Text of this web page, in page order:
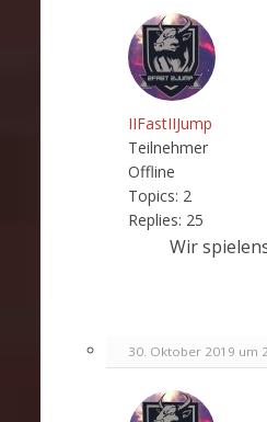
IIFastIIJump
Teilnehmer
Offline
Topics: 2
Replies: 25
Wir
30. Oktober 2019 um